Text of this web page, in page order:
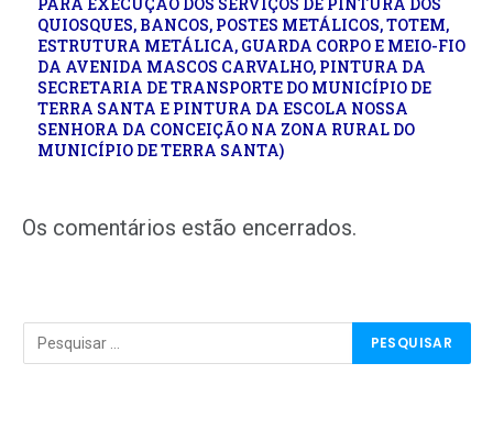
QUIOSQUES, BANCOS, POSTES METÁLICOS, TOTEM,
ESTRUTURA METÁLICA, GUARDA CORPO E MEIO-FIO
DA AVENIDA MASCOS CARVALHO, PINTURA DA
SECRETARIA DE TRANSPORTE DO MUNICÍPIO DE
TERRA SANTA E PINTURA DA ESCOLA NOSSA
SENHORA DA CONCEIÇÃO NA ZONA RURAL DO
MUNICÍPIO DE TERRA SANTA)
Os comentários estão encerrados.